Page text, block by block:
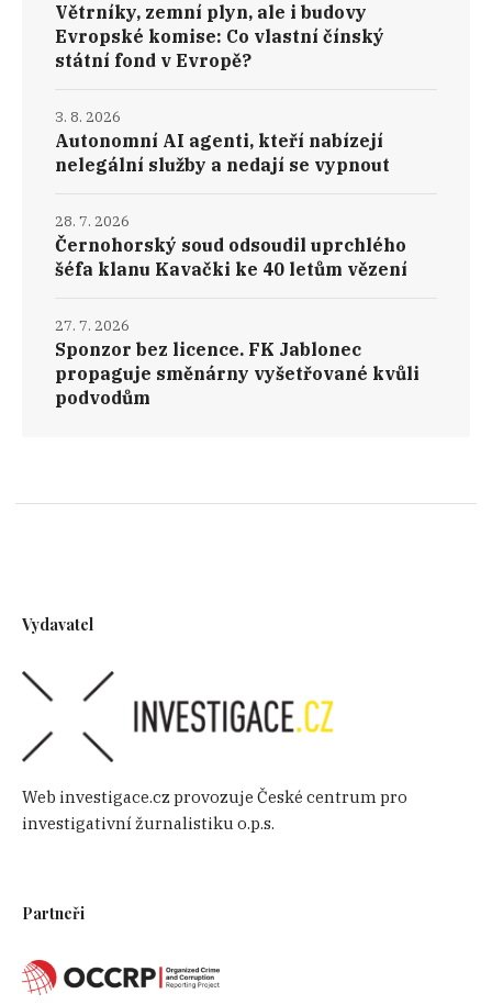
Větrníky, zemní plyn, ale i budovy
Evropské komise: Co vlastní čínský
státní fond v Evropě?
Autonomní AI agenti, kteří nabízejí
nelegální služby a nedají se vypnout
3. 8. 2026
Černohorský soud odsoudil uprchlého
šéfa klanu Kavački ke 40 letům vězení
28. 7. 2026
Sponzor bez licence. FK Jablonec
propaguje směnárny vyšetřované kvůli
podvodům
27. 7. 2026
Vydavatel
Web investigace.cz provozuje České centrum pro
investigativní žurnalistiku o.p.s.
Partneři